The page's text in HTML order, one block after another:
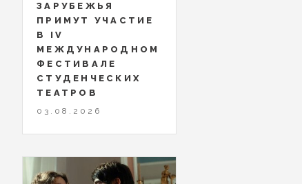
ЗАРУБЕЖЬЯ
ПРИМУТ УЧАСТИЕ
В IV
МЕЖДУНАРОДНОМ
ФЕСТИВАЛЕ
СТУДЕНЧЕСКИХ
ТЕАТРОВ
03.08.2026